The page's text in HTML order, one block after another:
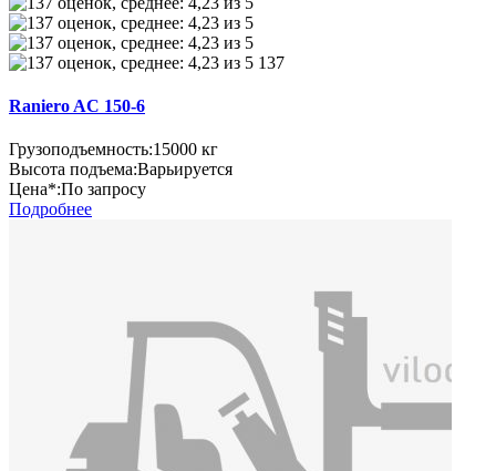
137
Raniero AC 150-6
Грузоподъемность:15000 кг
Высота подъема:Варьируется
Цена*:По запросу
Подробнее